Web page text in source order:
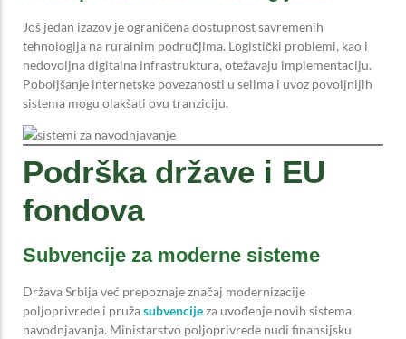
Još jedan izazov je ograničena dostupnost savremenih
tehnologija na ruralnim područjima. Logistički problemi, kao i
nedovoljna digitalna infrastruktura, otežavaju implementaciju.
Poboljšanje internetske povezanosti u selima i uvoz povoljnijih
sistema mogu olakšati ovu tranziciju.
Podrška države i EU
fondova
Subvencije za moderne sisteme
Država Srbija već prepoznaje značaj modernizacije
poljoprivrede i pružasubvencijeza uvođenje novih sistema
navodnjavanja. Ministarstvo poljoprivrede nudi finansijsku